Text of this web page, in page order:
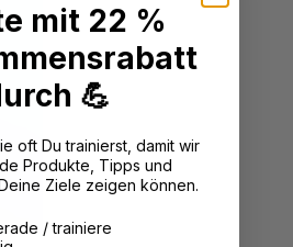
mit 22 %
💪
oft Du trainierst, damit wir
Produkte, Tipps und
Ziele zeigen können.
du aktuell?
/ trainiere